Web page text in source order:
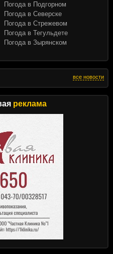
все новости
реклама
Погода в Подгорном
Погода в Северске
Погода в Стрежевом
Погода в Тегульдете
Погода в Зырянском